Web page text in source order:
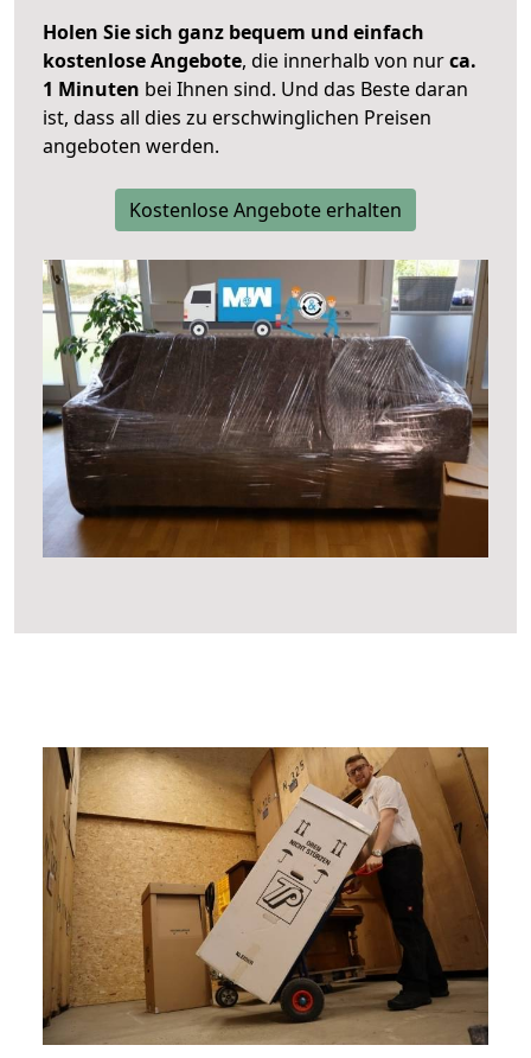
Holen Sie sich ganz bequem und einfach
kostenlose Angebote, die innerhalb von nurca.
1 Minuten bei Ihnen sind. Und das Beste daran
ist, dass all dies zu erschwinglichen Preisen
angeboten werden.
Kostenlose Angebote erhalten